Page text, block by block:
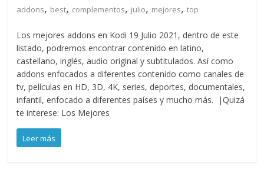
addons, best, complementos, julio, mejores,top
Los mejores addons en Kodi 19 Julio 2021, dentro de este
listado, podremos encontrar contenido en latino,
castellano, inglés, audio original y subtitulados. Así como
addons enfocados a diferentes contenido como canales de
tv, películas en HD, 3D, 4K, series, deportes, documentales,
infantil, enfocado a diferentes países y mucho más. |Quizá
te interese: Los Mejores
Leer más